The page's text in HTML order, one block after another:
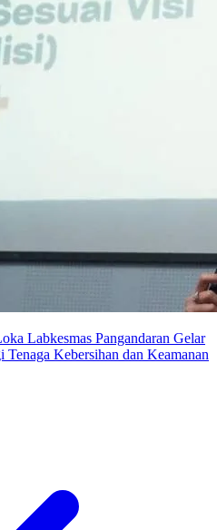
Labkesmas Pangandaran Gelar
Tenaga Kebersihan dan Keamanan